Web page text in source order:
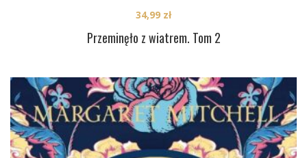
Przeminęło z wiatrem. Tom 2
34,99 zł